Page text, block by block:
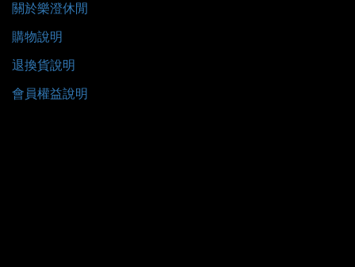
關於樂澄休閒
購物說明
退換貨說明
會員權益說明